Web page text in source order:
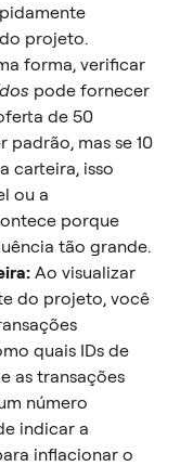
projeto.
forma, verificar
pode fornecer
de 50
padrão, mas se 10
carteira, isso
ou a
porque
tão grande.
Ao visualizar
do projeto, você
quais IDs de
as transações
número
indicar a
inflacionar o